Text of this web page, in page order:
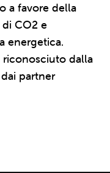
a favore della
CO2 e
energetica.
riconosciuto dalla
partner